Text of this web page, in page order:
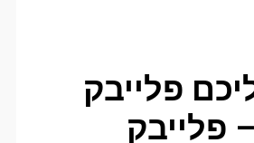
פלייבק
פלייבק